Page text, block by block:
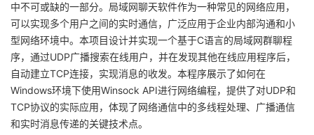
页
开
发
者
我
中不可或缺的一部分。局域网聊天软件作为一种常见的网络应用，
可以实现多个用户之间的实时通信，广泛应用于企业内部沟通和小
型网络环境中。本项目设计并实现一个基于C语言的局域网群聊程
序，通过UDP广播搜索在线用户，并在发现其他在线应用程序后，
自动建立TCP连接，实现消息的收发。本程序展示了如何在
Windows环境下使用Winsock API进行网络编程，提供了对UDP和
TCP协议的实际应用，体现了网络通信中的多线程处理、广播通信
和实时消息传递的关键技术点。